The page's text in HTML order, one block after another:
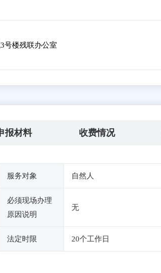
号楼残联办公室
报材料 收费情况
服务对象 自然人
必须现场办理
原因说明
无
法定时限 20个工作日